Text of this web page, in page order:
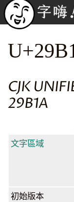
CJK
29B1A
文字區域
初始版本